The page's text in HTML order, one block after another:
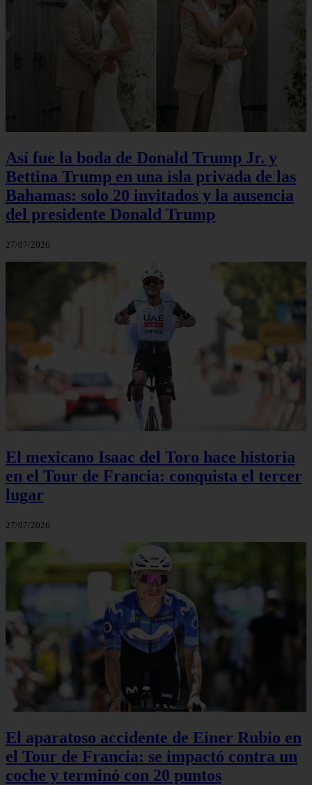
Así fue la boda de Donald Trump Jr. y
Bettina Trump en una isla privada de las
Bahamas: solo 20 invitados y la ausencia
del presidente Donald Trump
27/07/2026
El mexicano Isaac del Toro hace historia
en el Tour de Francia: conquista el tercer
lugar
27/07/2026
El aparatoso accidente de Einer Rubio en
el Tour de Francia: se impactó contra un
coche y terminó con 20 puntos